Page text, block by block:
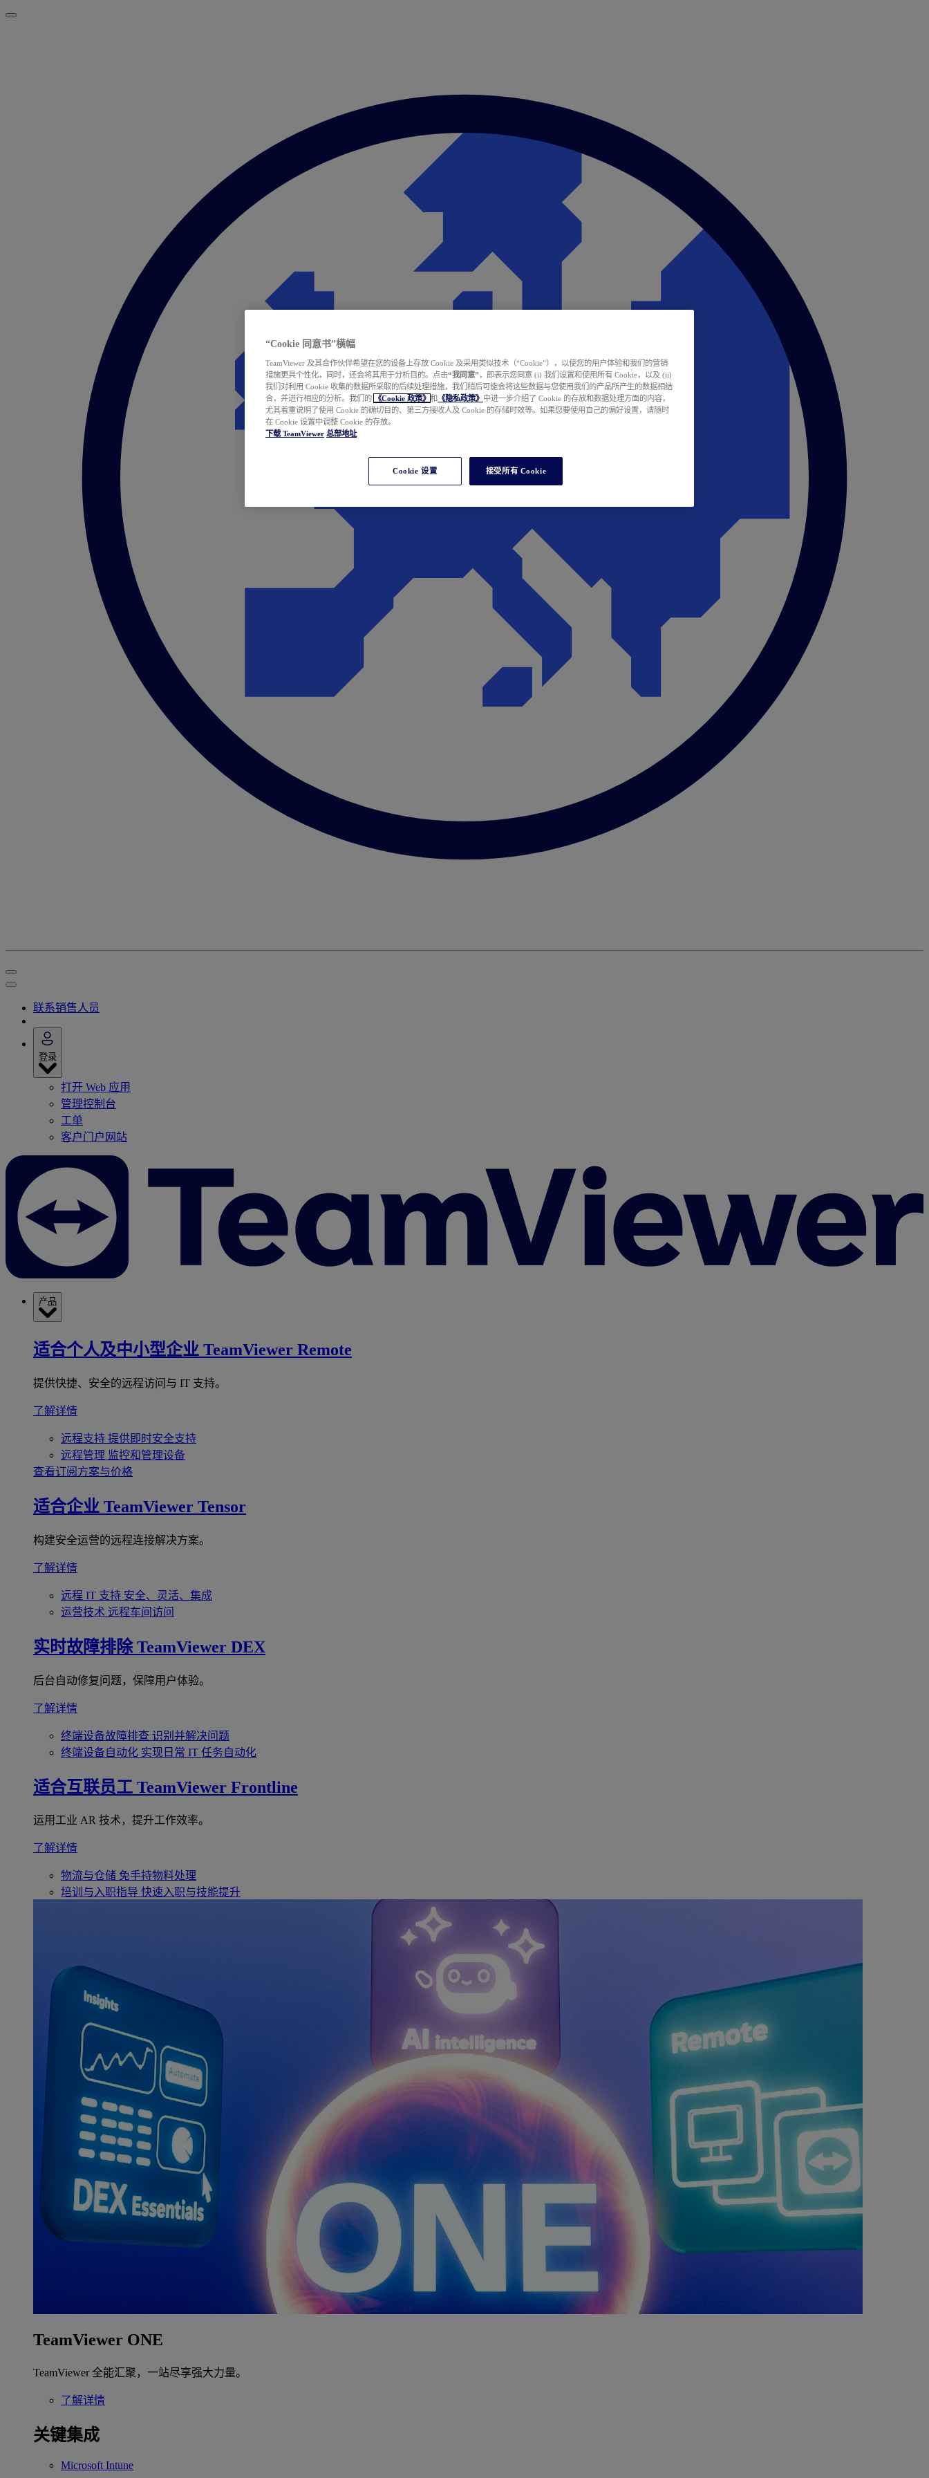
联系销售人员
登录
打开 Web 应用
管理控制台
工单
客户门户网站
产品
适合个人及中小型企业 TeamViewer Remote
提供快捷、安全的远程访问与 IT 支持。
了解详情
远程支持 提供即时安全支持
远程管理 监控和管理设备
查看订阅方案与价格
适合企业 TeamViewer Tensor
构建安全运营的远程连接解决方案。
了解详情
远程 IT 支持 安全、灵活、集成
运营技术 远程车间访问
实时故障排除 TeamViewer DEX
后台自动修复问题，保障用户体验。
了解详情
终端设备故障排查 识别并解决问题
终端设备自动化 实现日常 IT 任务自动化
适合互联员工 TeamViewer Frontline
运用工业 AR 技术，提升工作效率。
了解详情
物流与仓储 免手持物料处理
培训与入职指导 快速入职与技能提升
TeamViewer ONE
TeamViewer 全能汇聚，一站尽享强大力量。
了解详情
关键集成
Microsoft Intune
“Cookie 同意书”横幅
TeamViewer 及其合作伙伴希望在您的设备上存放 Cookie 及采用类似技术（“Cookie”），以使您的用户体验和我们的营销
措施更具个性化，同时，还会将其用于分析目的。点击“我同意” ，即表示您同意 (i) 我们设置和使用所有 Cookie，以及 (ii)
我们对利用 Cookie 收集的数据所采取的后续处理措施，我们稍后可能会将这些数据与您使用我们的产品所产生的数据相结
合，并进行相应的分析。我们的
《Cookie 政策》 和 《隐私政策》 中进一步介绍了 Cookie 的存放和数据处理方面的内容，
尤其着重说明了使用 Cookie 的确切目的、第三方接收人及 Cookie 的存储时效等。如果您要使用自己的偏好设置，请随时
在 Cookie 设置中调整 Cookie 的存放。
下载 TeamViewer 总部地址
Cookie 设置 接受所有 Cookie